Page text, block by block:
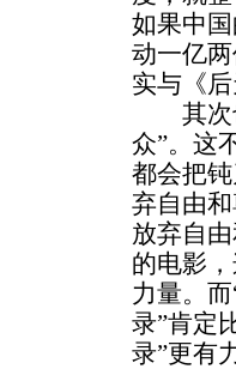
如果中
动一亿
实与《
其次也
众”。这
都会把
弃自由
放弃自
的电影
力量。
录”肯定
录”更有